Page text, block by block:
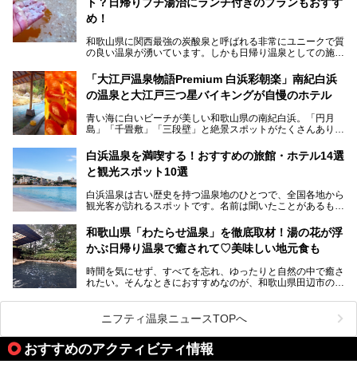
6ヵ所のお風呂のうち5ヵ所までは日帰り入浴も可。可愛ら
しいカメさんの形の送迎船「浦島丸」に乗っていざ、温泉の
湧く竜宮城へ！
───
提供元：那智勝浦町【PR】
この記事は那智勝浦町のPR記事です。
め！
和歌山県に関西最強の炭酸泉と呼ばれる非常にユニークで質
の良い温泉が湧いています。しかも日帰り温泉としての施設
薬師の湯」。朝一番のお風呂にはパリパリシャリシャリと膜
が張って、それを砕きながら入浴できるとか！
ンチに人気のお食事処メニューも紹介しちゃいます！
「大江戸温泉物語Premium 白浜彩朝楽」南紀白浜
の温泉と大江戸三つ星バイキングが自慢のホテル
青い海に白いビーチが美しい和歌山県の南紀白浜。「円月
島」「千畳敷」「三段壁」と絶景スポットがたくさんありま
場する歴史の古さから日本三古湯の一つにも。
そんな「南紀白浜温泉」の「大江戸温泉物語Premium 白浜
グ」がスタートしました。温泉＆バイキング＆レジャースポ
ットとしてのこのホテルの魅力をたっぷり体験してきたので
───
提供元：大江戸温泉物語ホテルズ＆リゾーツ株式会社【P
この記事は大江戸温泉物語Premium 白浜彩朝楽のPR記事で
す。
白浜温泉を満喫する！おすすめの旅館・ホテル14選
と観光スポット10選
白浜温泉は古い歴史を持つ温泉地のひとつで、全国各地から
観光客が訪れるスポットです。名前は聞いたことがあるもの
か、実は知らない方も多いのではないでしょうか。
そこで今回は、白浜温泉ビギナー向けの基本情報をご紹介し
浜温泉を訪れるなら外せない観光スポットも合わせてご紹介
します。
和歌山県「わたらせ温泉」を徹底取材！湯の花が浮
かぶ日帰り温泉で癒されて♡美味しい地元食も
時間を気にせず、すべてを忘れ、ゆったりと自然の中で癒さ
れたい。そんなときにおすすめなのが、和歌山県田辺市の
の豊かな山々を眺めながら、どんどん期待が膨らみますよ。
「わたらせ温泉」では、温泉に入れるだけではなく、地元の
特産品を使った食事をいただける「露天食堂」でお腹も満た
すことができます。ぜひチェックしてくださいね。
ニフティ温泉ニュースTOPへ
おすすめのアクティビティ情報